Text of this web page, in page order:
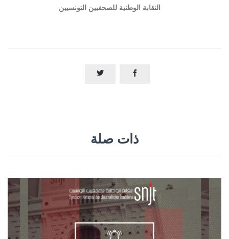
النقابة الوطنية للصحفيين التونسيين


ذات صلة